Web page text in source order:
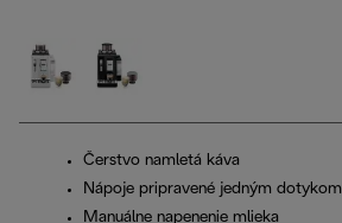
Čerstvo namletá káva
Nápoje pripravené jedným dotykom
Manuálne napenenie mlieka